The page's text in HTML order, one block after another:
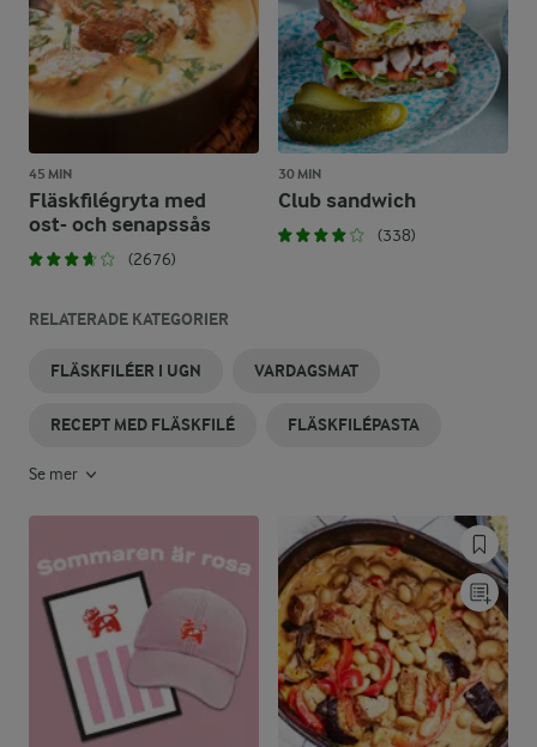
45 MIN
Fläskfilégryta med
ost- och senapssås
(2676)
30 MIN
Club sandwich
(338)
RELATERADE KATEGORIER
FLÄSKFILÉER I UGN VARDAGSMAT
RECEPT MED FLÄSKFILÉ FLÄSKFILÉPASTA
Se mer